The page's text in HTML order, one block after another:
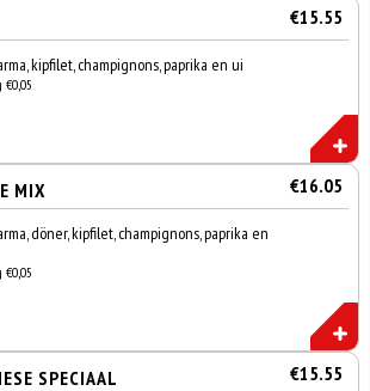
€15.55
kipfilet, champignons, paprika en ui
€0,05
MIX €16.05
döner, kipfilet, champignons, paprika en
€0,05
SPECIAAL €15.55